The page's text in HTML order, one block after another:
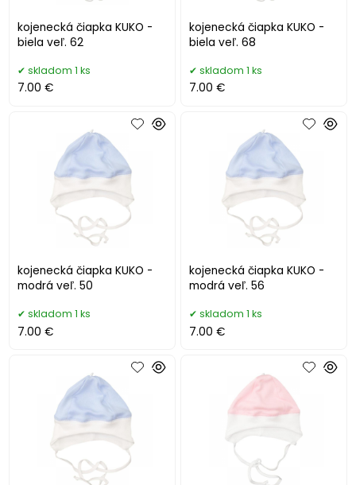
kojenecká čiapka KUKO -
biela veľ. 62
skladom 1 ks
7.00 €
kojenecká čiapka KUKO -
biela veľ. 68
skladom 1 ks
7.00 €
kojenecká čiapka KUKO -
modrá veľ. 50
skladom 1 ks
7.00 €
kojenecká čiapka KUKO -
modrá veľ. 56
skladom 1 ks
7.00 €